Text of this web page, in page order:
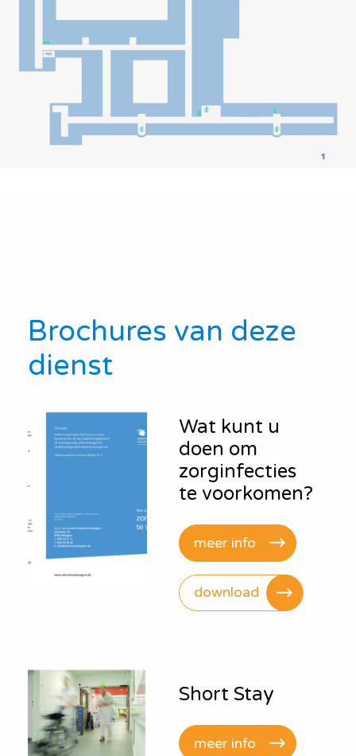
Brochures van deze
dienst
Wat kunt u
doen om
zorginfecties
te voorkomen?
meer info
download
Short Stay
meer info